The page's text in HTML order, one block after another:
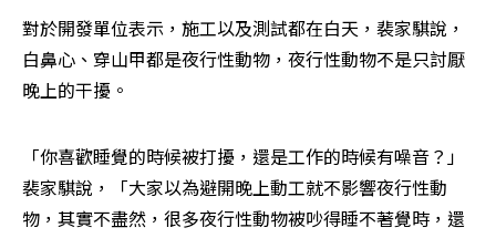
對於開發單位表示，施工以及測試都在白天，裴家騏說，
白鼻心、穿山甲都是夜行性動物，夜行性動物不是只討厭
晚上的干擾。
「你喜歡睡覺的時候被打擾，還是工作的時候有噪音？」
裴家騏說，「大家以為避開晚上動工就不影響夜行性動
物，其實不盡然，很多夜行性動物被吵得睡不著覺時，還